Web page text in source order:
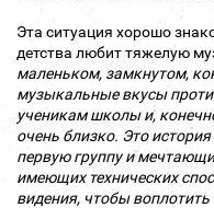
Эта ситуация хорошо
детства любит тяжелую
маленьком, замкнутом,
музыкальные вкусы
ученикам школы и,
очень близко. Это
первую группу и
имеющих технических
видения, чтобы воплотить